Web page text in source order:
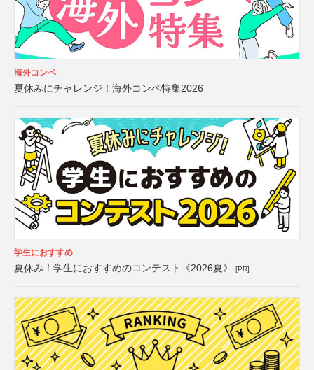
海外コンペ
夏休みにチャレンジ！海外コンペ特集2026
学生におすすめ
夏休み！学生におすすめのコンテスト《2026夏》 [PR]